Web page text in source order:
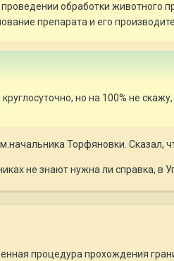
обработки животного
препарата и его
но на 100% не
Торфяновки. Сказал,
не знают нужна ли справка, в
процедура прохождения